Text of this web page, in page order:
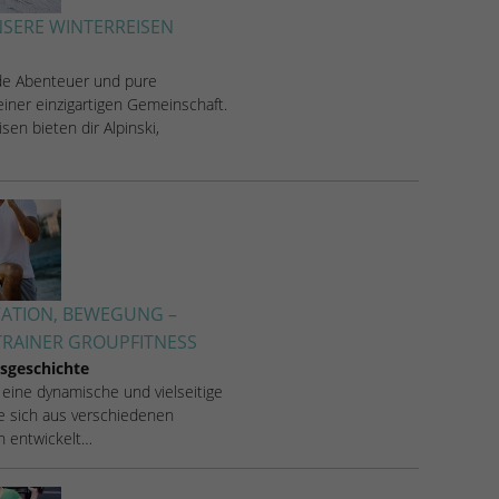
WINTERREISEN
Abenteuer und pure
einzigartigen Gemeinschaft.
bieten dir Alpinski,
BEWEGUNG –
GROUPFITNESS
dynamische und vielseitige
sich aus verschiedenen
entwickelt…